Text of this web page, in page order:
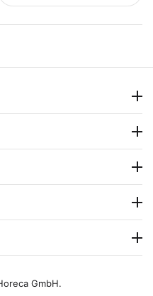
GmbH.